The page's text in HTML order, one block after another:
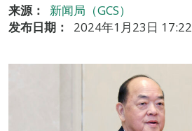
来源：
新闻局（GCS）
发布日期：
2024年1月23日 17:22